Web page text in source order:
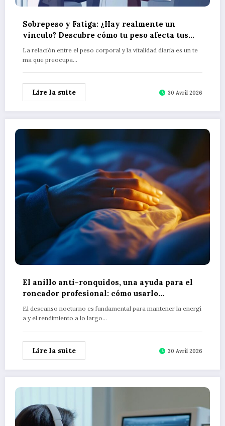
Sobrepeso y Fatiga: ¿Hay realmente un
vínculo? Descubre cómo tu peso afecta tus
niveles de energía diarios
La relación entre el peso corporal y la vitalidad diaria es un te
ma que preocupa…
Lire la suite 30 Avril 2026
El anillo anti-ronquidos, una ayuda para el
roncador profesional: cómo usarlo
discretamente en tu día a día laboral
El descanso nocturno es fundamental para mantener la energí
a y el rendimiento a lo largo…
Lire la suite 30 Avril 2026